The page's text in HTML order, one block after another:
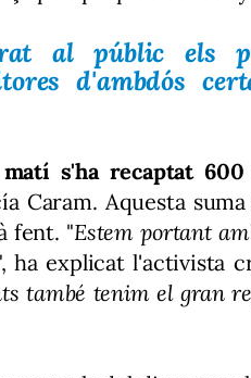
al públic els
d'ambdós
s'ha recaptat
Caram. Aquesta
fent. "Estem portant
ha explicat l'activista
també tenim el gran